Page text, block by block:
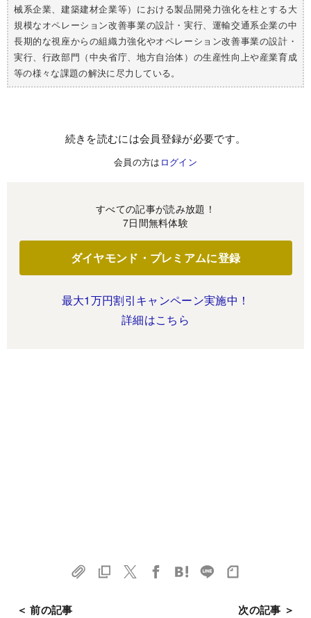
械系企業、建築建材企業等）における製品開発力強化を柱とする大
規模なオペレーション改善事業の設計・実行、運輸交通系企業の中
長期的な視座からの組織力強化やオペレーション改善事業の設計・
実行、行政部門（中央省庁、地方自治体）の生産性向上や産業育成
等の様々な課題の解決に尽力している。
続きを読むには会員登録が必要です。
会員の方は ログイン
すべての記事が読み放題！
7日間無料体験
ダイヤモンド・プレミアムに登録
最大1万円割引キャンペーン実施中！
詳細はこちら
＜ 前の記事 次の記事 ＞